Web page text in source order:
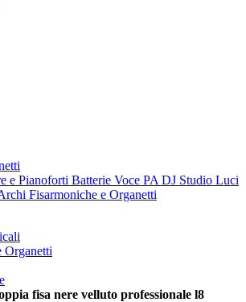
e Pianoforti Batterie Voce PA DJ Studio Luci
Fisarmoniche e Organetti
Organetti
fisa nere velluto professionale l8